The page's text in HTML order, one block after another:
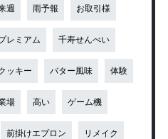
週 雨予報 お取引様
レミアム 千寿せんべい
ッキー バター風味 体験
場 高い ゲーム機
前掛けエプロン リメイク